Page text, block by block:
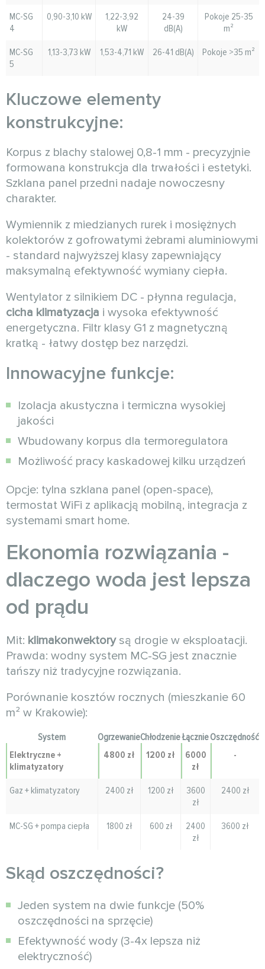
MC-SG
4
0,90-3,10 kW
1,22-3,92
kW
24-39
dB(A)
Pokoje 25-35
m²
MC-SG
5
1,13-3,73 kW 1,53-4,71 kW 26-41 dB(A) Pokoje >35 m²
Kluczowe elementy
konstrukcyjne:
Korpus z blachy stalowej 0,8-1 mm - precyzyjnie
formowana konstrukcja dla trwałości i estetyki.
Szklana panel przedni nadaje nowoczesny
charakter.
Wymiennik z miedzianych rurek i mosiężnych
kolektorów z gofrowatymi żebrami aluminiowymi
- standard najwyższej klasy zapewniający
maksymalną efektywność wymiany ciepła.
Wentylator z silnikiem DC - płynna regulacja,
cicha klimatyzacja i wysoka efektywność
energetyczna. Filtr klasy G1 z magnetyczną
kratką - łatwy dostęp bez narzędzi.
Innowacyjne funkcje:
Izolacja akustyczna i termiczna wysokiej
jakości
Wbudowany korpus dla termoregulatora
Możliwość pracy kaskadowej kilku urządzeń
Opcje: tylna szklana panel (open-space),
termostat WiFi z aplikacją mobilną, integracja z
systemami smart home.
Ekonomia rozwiązania -
dlaczego woda jest lepsza
od prądu
Mit: klimakonwektorysą drogie w eksploatacji.
Prawda: wodny system MC-SG jest znacznie
tańszy niż tradycyjne rozwiązania.
Porównanie kosztów rocznych (mieszkanie 60
m² w Krakowie):
System OgrzewanieChłodzenieŁącznieOszczędność
Elektryczne +
klimatyzatory
4800 zł 1200 zł
6000
zł
-
Gaz + klimatyzatory 2400 zł 1200 zł
3600
zł
2400 zł
MC-SG + pompa ciepła 1800 zł 600 zł
2400
zł
3600 zł
Skąd oszczędności?
Jeden system na dwie funkcje (50%
oszczędności na sprzęcie)
Efektywność wody (3-4x lepsza niż
elektryczność)